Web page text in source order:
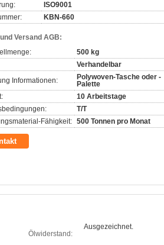
ISO9001
KBN-660
Versand AGB:
500 kg
Verhandelbar
Informationen:
Polywoven-Tasche oder -
Palette
10 Arbeitstage
T/T
Fähigkeit: 500 Tonnen pro Monat
Ölwiderstand:
Ausgezeichnet.